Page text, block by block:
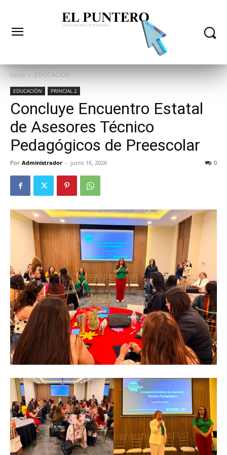
Inicio EDUCACIÓN
EDUCACIÓN PRINCIAL 2
Concluye Encuentro Estatal
de Asesores Técnico
Pedagógicos de Preescolar
Por Administrador - junio 16, 2026 0